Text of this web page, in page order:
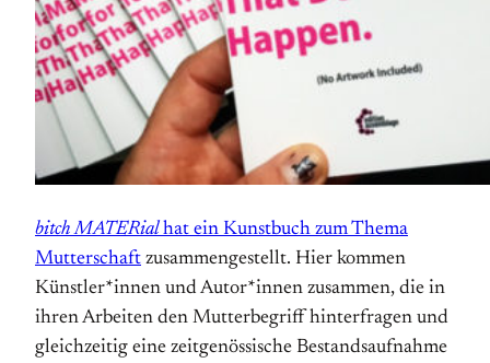
bitch MATERialhat ein Kunstbuch zum Thema
Mutterschaft zusammengestellt. Hier kommen
Künstler*innen und Autor*innen zusammen, die in
ihren Arbeiten den Mutterbegriff hinterfragen und
gleichzeitig eine zeitgenössische Bestandsaufnahme